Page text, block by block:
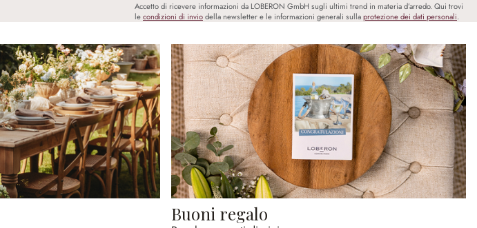
Accetto di ricevere informazioni da LOBERON GmbH sugli ultimi trend in materia d’arredo. Qui trovi
lecondizioni di inviodella newsletter e le informazioni generali sullaprotezione dei dati personali.
Buoni regalo